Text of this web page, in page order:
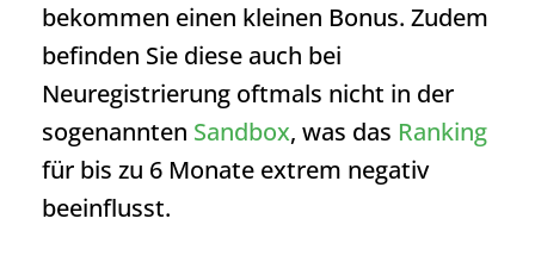
bekommen einen kleinen Bonus. Zudem
befinden Sie diese auch bei
Neuregistrierung oftmals nicht in der
sogenannten Sandbox, was das Ranking
für bis zu 6 Monate extrem negativ
beeinflusst.